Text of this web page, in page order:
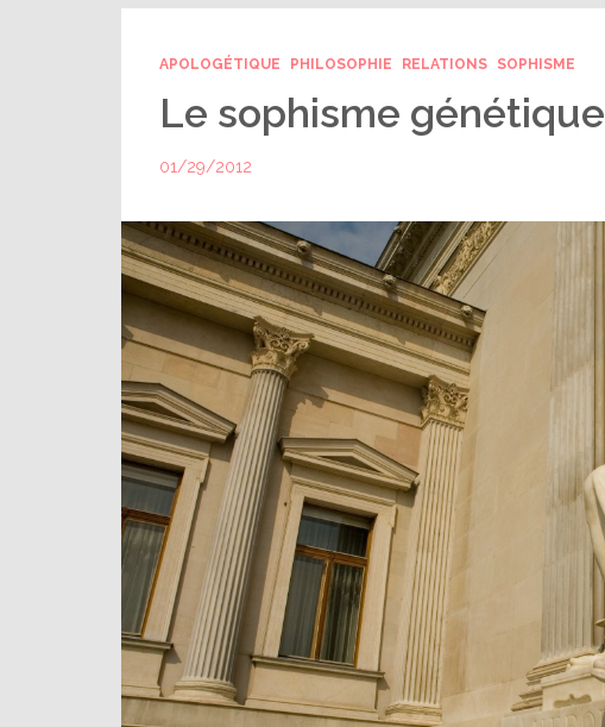
APOLOGÉTIQUE PHILOSOPHIE RELATIONS SOPHISME
Le sophisme génétique
01/29/2012